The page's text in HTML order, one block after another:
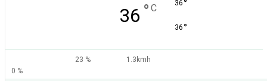
36 ° C 36 °
36 °
23 %
1.3kmh
0 %